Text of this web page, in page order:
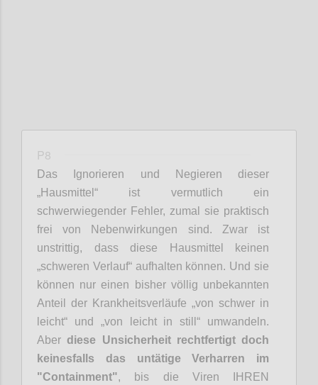
P8
Das
Ignorieren und Negieren dieser
„Hausmittel“ ist vermutlich ein
schwerwiegender Fehler, zumal sie praktisch
frei von Nebenwirkungen sind.
Zwar ist
unstrittig, dass diese Hausmittel keinen
„schweren Verlauf“ aufhalten können. Und sie
können nur einen bisher völlig unbekannten
Anteil der Krankheitsverläufe „von schwer in
leicht“
und „von leicht in still“ umwandeln.
Aberdiese Unsicherheit rechtfertigt doch
keinesfalls das untätige Verharren im
"Containment", bis die Viren IHREN